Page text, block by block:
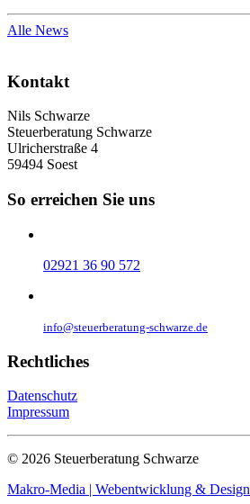
Alle News
Kontakt
Nils Schwarze
Steuerberatung Schwarze
Ulricherstraße 4
59494 Soest
So erreichen Sie uns
02921 36 90 572
info@steuerberatung-schwarze.de
Rechtliches
Datenschutz
Impressum
© 2026 Steuerberatung Schwarze
Makro-Media | Webentwicklung & Design